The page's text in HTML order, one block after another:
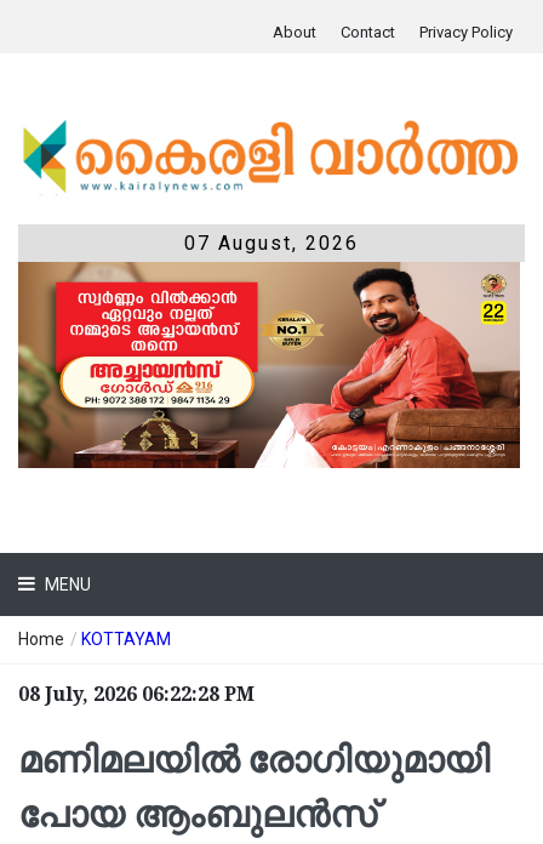
About Contact Privacy Policy
07 August, 2026
MENU
Home / KOTTAYAM
08 July, 2026 06:22:28 PM
മണിമലയിൽ രോഗിയുമായി
പോയ ആംബുലന്‍സ്